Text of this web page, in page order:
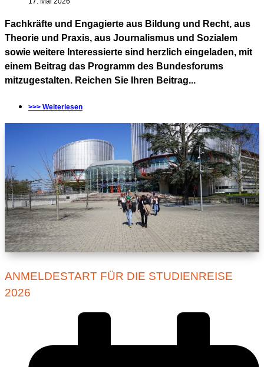
Fachkräfte und Engagierte aus Bildung und Recht, aus
Theorie und Praxis, aus Journalismus und Sozialem
sowie weitere Interessierte sind herzlich eingeladen, mit
einem Beitrag das Programm des Bundesforums
mitzugestalten. Reichen Sie Ihren Beitrag...
>>> Weiterlesen
ANMELDESTART FÜR DIE STUDIENREISE
2026